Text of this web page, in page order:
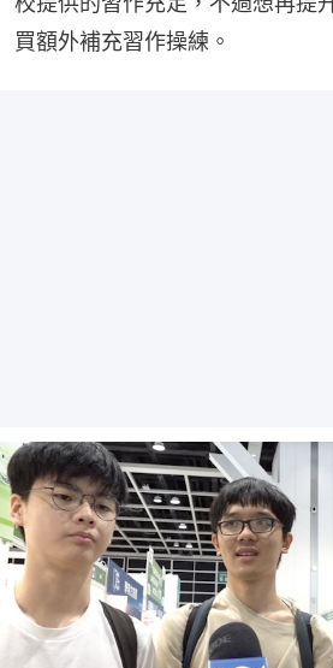
買額外補充習作操練。